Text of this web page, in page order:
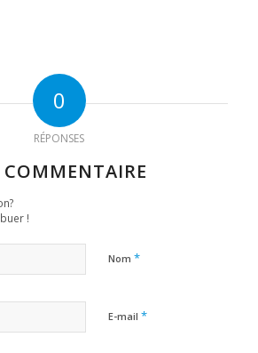
0
RÉPONSES
COMMENTAIRE
!
Nom *
E-mail *